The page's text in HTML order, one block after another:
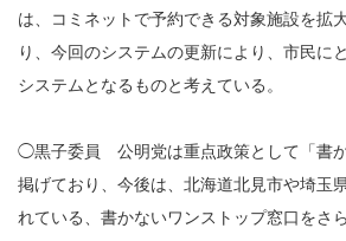
は、コミネットで予約できる対象施設を拡
り、今回のシステムの更新により、市民に
システムとなるものと考えている。
◯黒子委員 公明党は重点政策として「書
掲げており、今後は、北海道北見市や埼玉
れている、書かないワンストップ窓口をさ